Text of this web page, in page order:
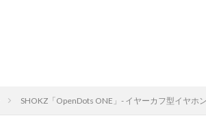
SHOKZ「OpenDots ONE」- イヤーカフ型イヤ